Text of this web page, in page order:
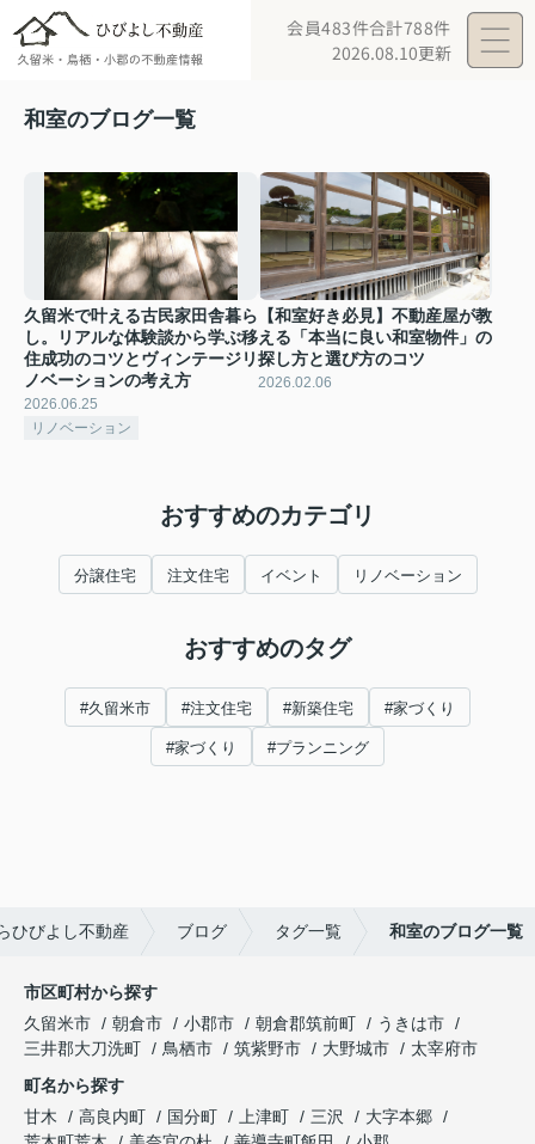
会員483件合計788件
2026.08.10更新
和室のブログ一覧
久留米で叶える古民家田舎暮ら
し。リアルな体験談から学ぶ移
住成功のコツとヴィンテージリ
ノベーションの考え方
2026.06.25
リノベーション
【和室好き必見】不動産屋が教
える「本当に良い和室物件」の
探し方と選び方のコツ
2026.02.06
おすすめのカテゴリ
分譲住宅 注文住宅 イベント リノベーション
おすすめのタグ
#久留米市 #注文住宅 #新築住宅 #家づくり
#家づくり #プランニング
ひびよし不動産 ブログ タグ一覧 和室のブログ一覧
市区町村から探す
久留米市
朝倉市 小郡市 朝倉郡筑前町
うきは市
三井郡大刀洗町
鳥栖市 筑紫野市 大野城市
太宰府市
町名から探す
甘木
高良内町 国分町 上津町 三沢
大字本郷